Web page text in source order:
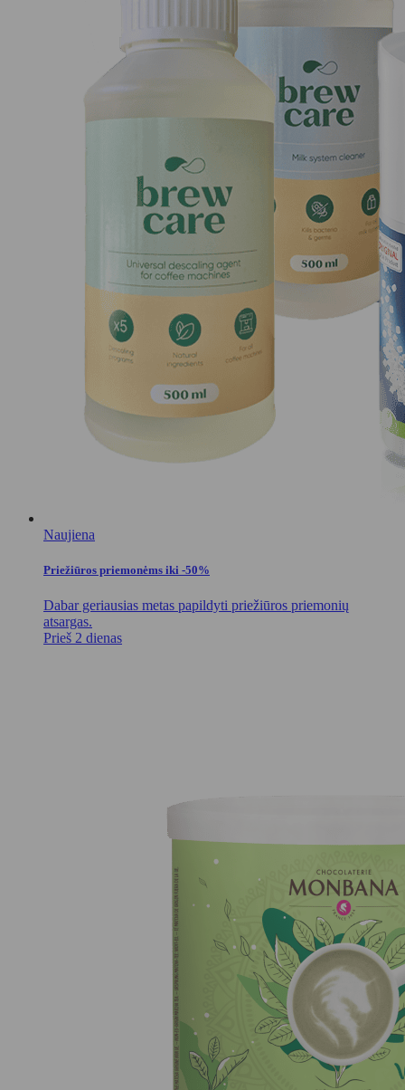
Naujiena
Priežiūros priemonėms iki -50%
Dabar geriausias metas papildyti priežiūros priemonių
atsargas.
Prieš 2 dienas